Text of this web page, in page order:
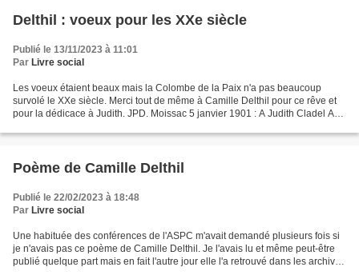
Delthil : voeux pour les XXe siècle
Publié le 13/11/2023 à 11:01
Par Livre social
Les voeux étaient beaux mais la Colombe de la Paix n'a pas beaucoup
survolé le XXe siècle. Merci tout de même à Camille Delthil pour ce rêve et
pour la dédicace à Judith. JPD. Moissac 5 janvier 1901 : A Judith Cladel Au
Poème de Camille Delthil
Publié le 22/02/2023 à 18:48
Par Livre social
Une habituée des conférences de l'ASPC m'avait demandé plusieurs fois si
je n'avais pas ce poème de Camille Delthil. Je l'avais lu et même peut-être
publié quelque part mais en fait l'autre jour elle l'a retrouvé dans les archives